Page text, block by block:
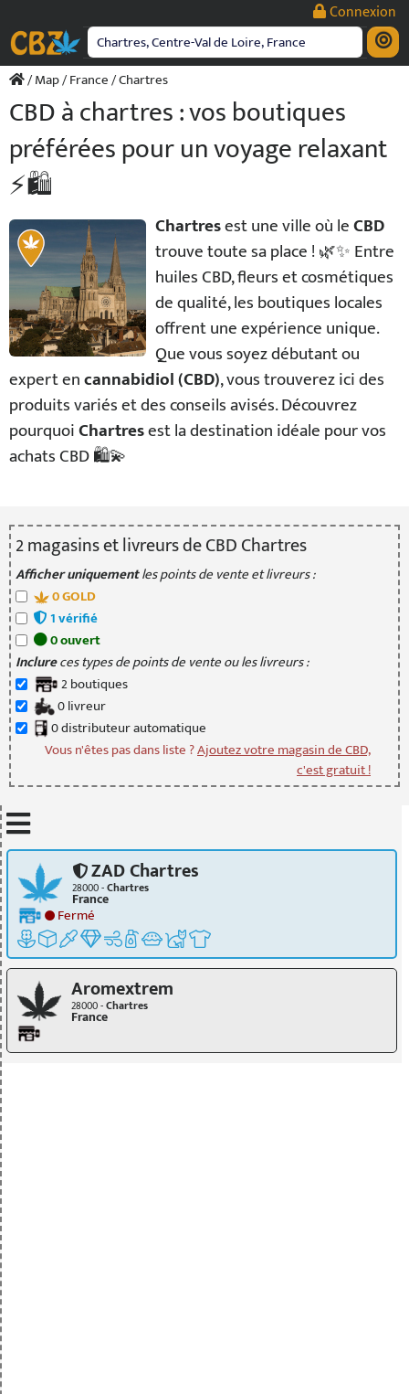
contenu
Connexion
/Map/France/ Chartres
CBD à chartres : vos boutiques
préférées pour un voyage relaxant
⚡️🛍️
Chartresest une ville où leCBD
trouve toute sa place ! 🌿✨ Entre
huiles CBD, fleurs et cosmétiques
de qualité, les boutiques locales
offrent une expérience unique.
Que vous soyez débutant ou
expert encannabidiol (CBD), vous trouverez ici des
produits variés et des conseils avisés. Découvrez
pourquoiChartresest la destination idéale pour vos
achats CBD 🛍️💫
2magasinset livreursde CBD Chartres
Afficher uniquementles points de vente et livreurs :
0GOLD
1vérifié
0ouvert
Inclureces types de points de vente ou les livreurs :
2boutiques
0livreur
0distributeurautomatique
Vous n'êtes pas dans liste ?Ajoutez votre magasin de CBD,
c'est gratuit !
ZAD Chartres
28000 -Chartres
France
Fermé
Aromextrem
28000 -Chartres
France